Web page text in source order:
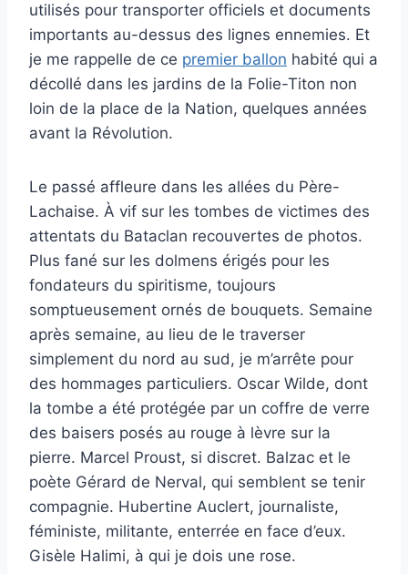
utilisés pour transporter officiels et documents
importants au-dessus des lignes ennemies. Et
je me rappelle de ce premier ballon habité qui a
décollé dans les jardins de la Folie-Titon non
loin de la place de la Nation, quelques années
avant la Révolution.
Le passé affleure dans les allées du Père-
Lachaise. À vif sur les tombes de victimes des
attentats du Bataclan recouvertes de photos.
Plus fané sur les dolmens érigés pour les
fondateurs du spiritisme, toujours
somptueusement ornés de bouquets. Semaine
après semaine, au lieu de le traverser
simplement du nord au sud, je m’arrête pour
des hommages particuliers. Oscar Wilde, dont
la tombe a été protégée par un coffre de verre
des baisers posés au rouge à lèvre sur la
pierre. Marcel Proust, si discret. Balzac et le
poète Gérard de Nerval, qui semblent se tenir
compagnie. Hubertine Auclert, journaliste,
féministe, militante, enterrée en face d’eux.
Gisèle Halimi, à qui je dois une rose.